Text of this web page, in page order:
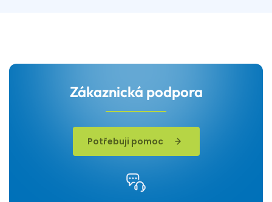
Zákaznická podpora
Potřebuji pomoc